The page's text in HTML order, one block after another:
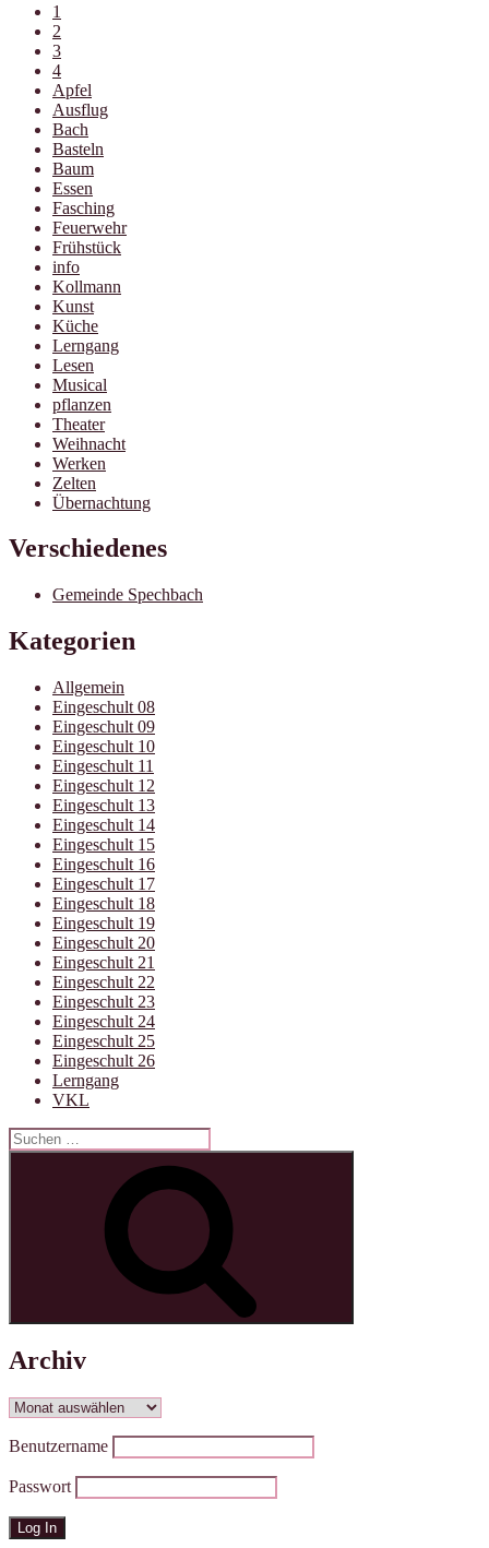
1
2
3
4
Apfel
Ausflug
Bach
Basteln
Baum
Essen
Fasching
Feuerwehr
Frühstück
info
Kollmann
Kunst
Küche
Lerngang
Lesen
Musical
pflanzen
Theater
Weihnacht
Werken
Zelten
Übernachtung
Verschiedenes
Gemeinde Spechbach
Kategorien
Allgemein
Eingeschult 08
Eingeschult 09
Eingeschult 10
Eingeschult 11
Eingeschult 12
Eingeschult 13
Eingeschult 14
Eingeschult 15
Eingeschult 16
Eingeschult 17
Eingeschult 18
Eingeschult 19
Eingeschult 20
Eingeschult 21
Eingeschult 22
Eingeschult 23
Eingeschult 24
Eingeschult 25
Eingeschult 26
Lerngang
VKL
Suchen
nach:
Archiv
Archiv
Benutzername
Passwort